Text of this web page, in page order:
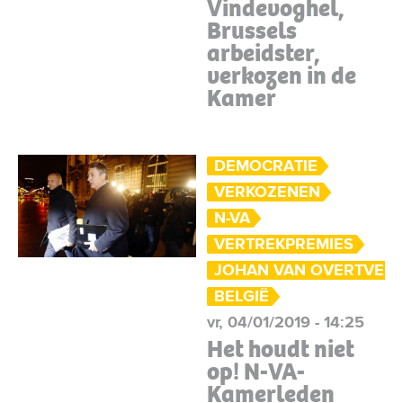
Vindevoghel,
Brussels
arbeidster,
verkozen in de
Kamer
DEMOCRATIE
VERKOZENEN
N-VA
VERTREKPREMIES
JOHAN VAN
BELGIË
vr, 04/01/2019 - 14:25
Het houdt niet
op! N-VA-
Kamerleden